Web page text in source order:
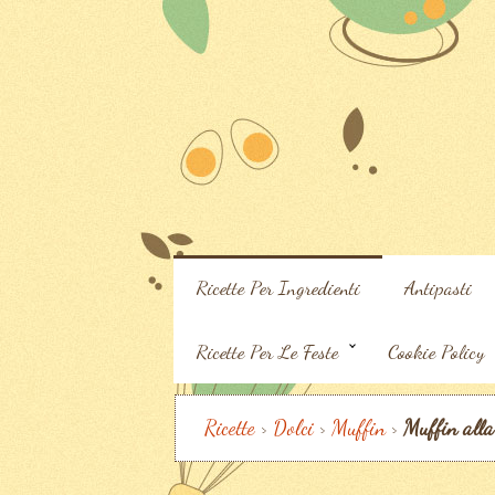
Ricette Per Ingredienti Antipasti
Ricette Per Le Feste Cookie Policy
Ricette> Dolci> Muffin> Muffin